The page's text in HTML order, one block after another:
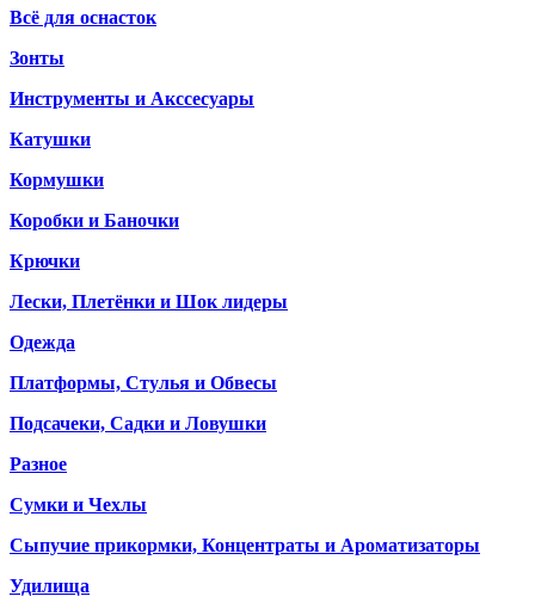
Всё для оснасток
Зонты
Инструменты и Акссесуары
Катушки
Кормушки
Коробки и Баночки
Крючки
Лески, Плетёнки и Шок лидеры
Одежда
Платформы, Стулья и Обвесы
Подсачеки, Садки и Ловушки
Разное
Сумки и Чехлы
Сыпучие прикормки, Концентраты и Ароматизаторы
Удилища